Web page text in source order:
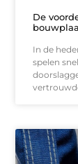
De
In de
spelen